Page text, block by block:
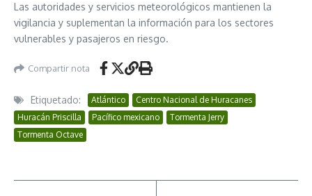
Las autoridades y servicios meteorológicos mantienen la
vigilancia y suplementan la información para los sectores
vulnerables y pasajeros en riesgo.
Compartir nota
Etiquetado: Atlántico
Centro Nacional de Huracanes
Huracán Priscilla
Pacífico mexicano
Tormenta Jerry
Tormenta Octave